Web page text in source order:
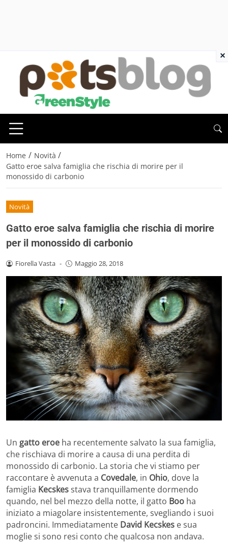
Home / Novità /
Gatto eroe salva famiglia che rischia di morire per il
monossido di carbonio
Novità
Gatto eroe salva famiglia che rischia di morire
per il monossido di carbonio
Fiorella Vasta - Maggio 28, 2018
Un gatto eroe ha recentemente salvato la sua famiglia,
che rischiava di morire a causa di una perdita di
monossido di carbonio. La storia che vi stiamo per
raccontare è avvenuta a Covedale, in Ohio, dove la
famiglia Kecskesstava tranquillamente dormendo
quando, nel bel mezzo della notte, il gatto Boo ha
iniziato a miagolare insistentemente, svegliando i suoi
padroncini. Immediatamente David Kecskes e sua
moglie si sono resi conto che qualcosa non andava.
×